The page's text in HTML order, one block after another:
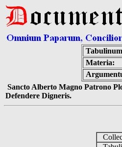
Materia:
Sancto Alberto Magno Patrono
Defendere Digneris.